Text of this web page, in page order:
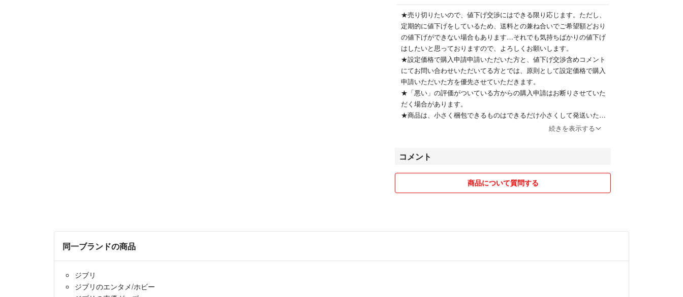
★売り切りたいので、値下げ交渉にはできる限り応じます。ただし、
定期的に値下げをしているため、送料との兼ね合いでご希望額どおり
の値下げができない場合もあります…それでも気持ちばかりの値下げ
はしたいと思っておりますので、よろしくお願いします。
★設定価格で購入申請申請いただいた方と、値下げ交渉含めコメント
にてお問い合わせいただいてる方とでは、原則として設定価格で購入
申請いただいた方を優先させていただきます。
★「悪い」の評価がついている方からの購入申請はお断りさせていた
だく場合があります。
★商品は、小さく梱包できるものはできるだけ小さくして発送いたし
ます。包装は自宅にある資材を使用して、簡易包装とさせていただき
★発送方法は匿名配送とさせていただきます。
★平日フルタイム勤務であり、かつ、令和8年４月に超繁忙部署に異
動になってしまったことから、ご連絡や発送にお時間をいただく可能
性がありますことをご了承ください。
続きを表示する
コメント
商品について質問する
同一ブランドの商品
ジブリ
ジブリのエンタメ/ホビー